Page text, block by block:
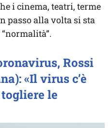
i cinema, teatri, terme
passo alla volta si sta
Rossi
«Il virus c’è
le